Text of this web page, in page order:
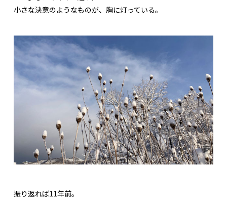
小さな決意のようなものが、胸に灯っている。
振り返れば11年前。